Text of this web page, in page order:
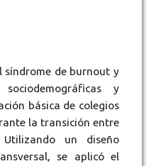
síndrome de burnout y
y
básica de colegios
la transición entre
un diseño
se aplicó el